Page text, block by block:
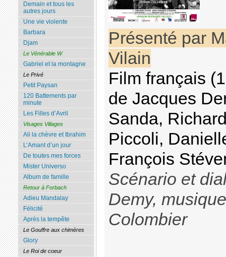
Présenté par
Vilain
Film français
de Jacques
Sanda,
Piccoli,
François
Scénario et
Demy,
Colombier
Demain et tous les
autres jours
Une vie violente
Barbara
Djam
Le Vénérable W
Gabriel et la montagne
Le Privé
Petit Paysan
120 Battements par
minute
Les Filles d’Avril
Visages Villages
Ali la chèvre et Ibrahim
L’Amant d’un jour
De toutes mes forces
Mister Universo
Album de famille
Retour à Forbach
Adieu Mandalay
Félicité
Après la tempête
Le Gouffre aux chimères
Glory
Le Roi de coeur